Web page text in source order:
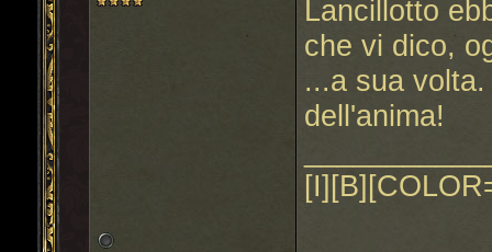
Lancillotto
che vi dico,
...a sua
dell'anima!